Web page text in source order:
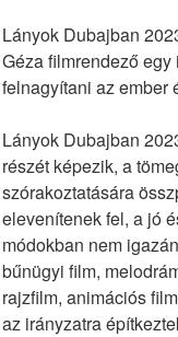
Lányok Dubajban
Géza filmrendező
felnagyítani az ember
Lányok Dubajban
részét képezik, a
szórakoztatására
elevenítenek fel, a jó
módokban nem
bűnügyi film,
rajzfilm, animációs
az irányzatra